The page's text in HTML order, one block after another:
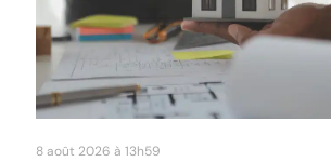
8 août 2026 à 13h59